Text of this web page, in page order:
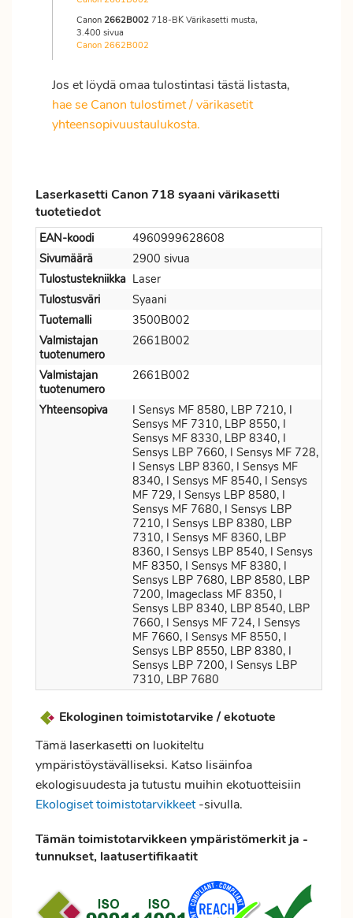
Canon 2662B002 718-BK Värikasetti musta,
3.400 sivua
Canon 2662B002
Jos et löydä omaa tulostintasi tästä listasta,
hae se Canon tulostimet / värikasetit
yhteensopivuustaulukosta.
Laserkasetti Canon 718 syaani värikasetti
tuotetiedot
EAN-koodi
4960999628608
Sivumäärä
2900 sivua
Tulostustekniikka Laser
Tulostusväri
Syaani
Tuotemalli
3500B002
Valmistajan
tuotenumero
2661B002
Valmistajan
tuotenumero
2661B002
Yhteensopiva
I Sensys MF 8580, LBP 7210, I
Sensys MF 7310, LBP 8550, I
Sensys MF 8330, LBP 8340, I
Sensys LBP 7660, I Sensys MF 728,
I Sensys LBP 8360, I Sensys MF
8340, I Sensys MF 8540, I Sensys
MF 729, I Sensys LBP 8580, I
Sensys MF 7680, I Sensys LBP
7210, I Sensys LBP 8380, LBP
7310, I Sensys MF 8360, LBP
8360, I Sensys LBP 8540, I Sensys
MF 8350, I Sensys MF 8380, I
Sensys LBP 7680, LBP 8580, LBP
7200, Imageclass MF 8350, I
Sensys LBP 8340, LBP 8540, LBP
7660, I Sensys MF 724, I Sensys
MF 7660, I Sensys MF 8550, I
Sensys LBP 8550, LBP 8380, I
Sensys LBP 7200, I Sensys LBP
7310, LBP 7680
Ekologinen toimistotarvike / ekotuote
Tämä laserkasetti on luokiteltu
ympäristöystävälliseksi. Katso lisäinfoa
ekologisuudesta ja tutustu muihin ekotuotteisiin
Ekologiset toimistotarvikkeet-sivulla.
Tämän toimistotarvikkeen ympäristömerkit ja -
tunnukset, laatusertifikaatit